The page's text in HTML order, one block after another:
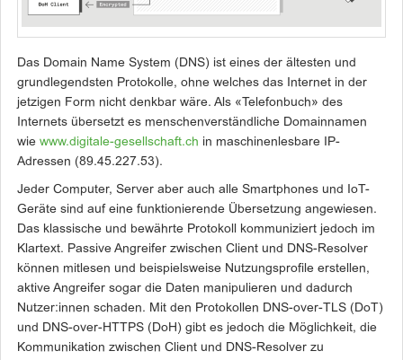
Das Domain Name System (DNS) ist eines der ältesten und
grundlegendsten Protokolle, ohne welches das Internet in der
jetzigen Form nicht denkbar wäre. Als «Telefonbuch» des
Internets übersetzt es menschenverständliche Domainnamen
wie www.digitale-gesellschaft.ch in maschinenlesbare IP-
Adressen (89.45.227.53).
Jeder Computer, Server aber auch alle Smartphones und IoT-
Geräte sind auf eine funktionierende Übersetzung angewiesen.
Das klassische und bewährte Protokoll kommuniziert jedoch im
Klartext. Passive Angreifer zwischen Client und DNS-Resolver
können mitlesen und beispielsweise Nutzungsprofile erstellen,
aktive Angreifer sogar die Daten manipulieren und dadurch
Nutzer:innen schaden. Mit den Protokollen DNS-over-TLS (DoT)
und DNS-over-HTTPS (DoH) gibt es jedoch die Möglichkeit, die
Kommunikation zwischen Client und DNS-Resolver zu